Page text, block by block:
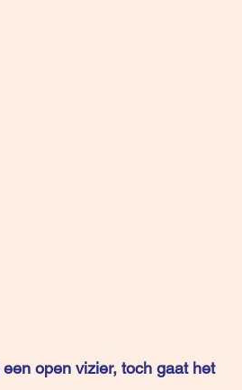
open vizier, toch gaat het